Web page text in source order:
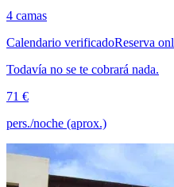
4 camas
Calendario verificadoReserva
Todavía no se te cobrará nada.
71 €
pers./noche (aprox.)